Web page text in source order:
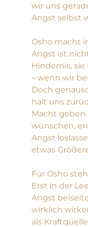
wir uns
Angst selbst
Osho macht
Angst ist
Hindernis,
– wenn wir
Doch
hält uns
Macht
wünschen,
Angst
etwas
Für Osho
Erst in der
Angst
wirklich
als